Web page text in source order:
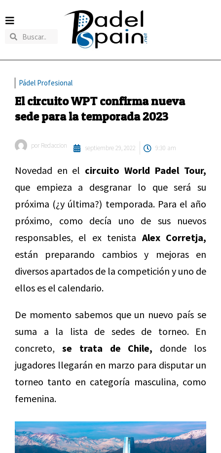
Pádel Profesional
El circuito WPT confirma nueva
sede para la temporada 2023
por Redaccion septiembre 29, 2022 9:30 am
Novedad en el circuito World Padel Tour,
que empieza a desgranar lo que será su
próxima (¿y última?) temporada. Para el año
próximo, como decía uno de sus nuevos
responsables, el ex tenista Alex Corretja,
están preparando cambios y mejoras en
diversos apartados de la competición y uno de
ellos es el calendario.
De momento sabemos que un nuevo país se
suma a la lista de sedes de torneo. En
concreto, se trata de Chile, donde los
jugadores llegarán en marzo para disputar un
torneo tanto en categoría masculina, como
femenina.